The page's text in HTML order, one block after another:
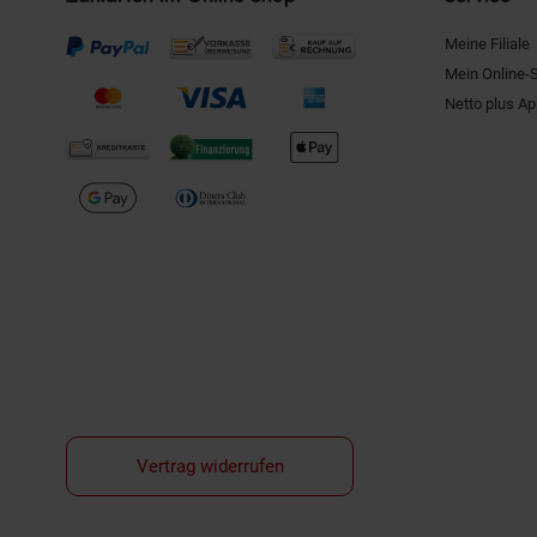
Meine Filiale
Mein Online-
Netto plus
Vertrag widerrufen